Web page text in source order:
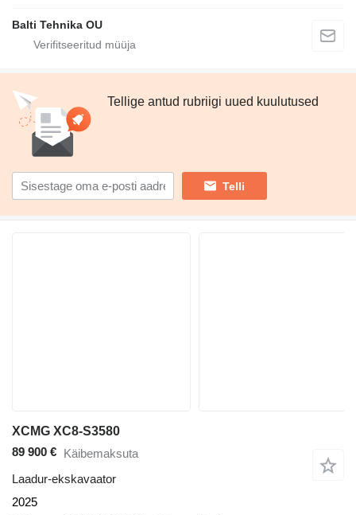
Balti Tehnika OU
Tellige antud rubriigi uued kuulutused
Telli
XCMG XC8-S3580
89 900 € Käibemaksuta
Laadur-ekskavaator
2025